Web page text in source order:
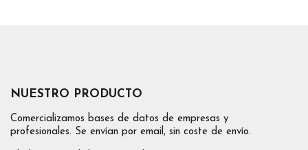
NUESTRO PRODUCTO
Comercializamos bases de datos de empresas y
profesionales. Se envían por email, sin coste de envío.